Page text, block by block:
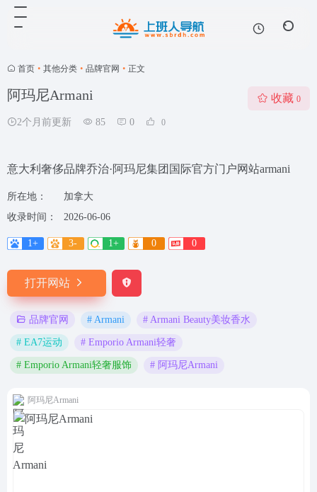
首页 • 其他分类 • 品牌官网 • 正文
阿玛尼Armani
2个月前更新 85 0 0
收藏 0
意大利奢侈品牌乔治·阿玛尼集团国际官方门户网站armani
所在地：
加拿大
收录时间：
2026-06-06
1+ 3- 1+ 0 0
打开网站
品牌官网 # Armani # Armani Beauty美妆香水
# EA7运动 # Emporio Armani轻奢
# Emporio Armani轻奢服饰 # 阿玛尼Armani
阿玛尼Armani